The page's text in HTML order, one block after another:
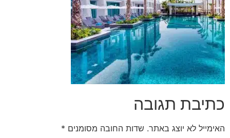
כתיבת תגובה
האימייל לא יוצג באתר. שדות החובה מסומנים *